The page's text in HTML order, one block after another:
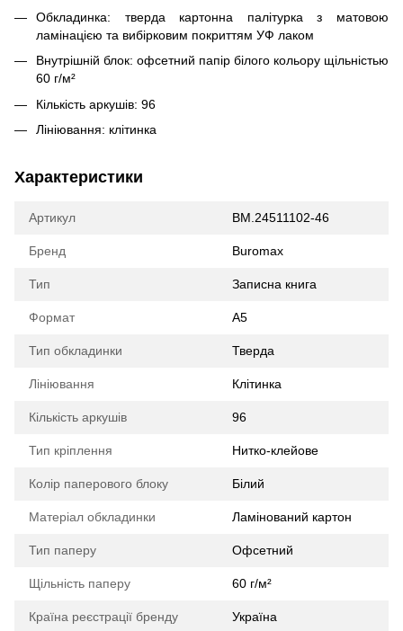
Обкладинка: тверда картонна палітурка з матовою
ламінацією та вибірковим покриттям УФ лаком
Внутрішній блок: офсетний папір білого кольору щільністью
60 г/м²
Кількість аркушів: 96
Лініювання: клітинка
Характеристики
Артикул BM.24511102-46
Бренд Buromax
Тип Записна книга
Формат А5
Тип обкладинки Тверда
Лініювання Клітинка
Кількість аркушів 96
Тип кріплення Нитко-клейове
Колір паперового блоку Білий
Матеріал обкладинки Ламінований картон
Тип паперу Офсетний
Щільність паперу 60 г/м²
Країна реєстрації бренду Україна